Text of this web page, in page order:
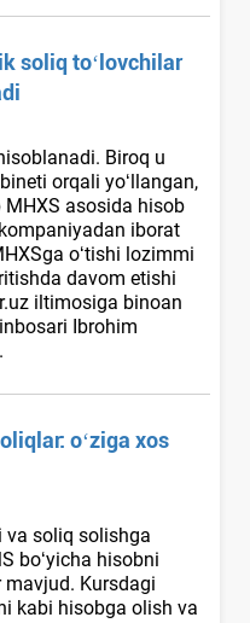
soliq toʻlovchilar
Biroq u
orqali yoʻllangan,
asosida hisob
iborat
oʻtishi lozimmi
davom etishi
iltimosiga binoan
Ibrohim
oʻziga хos
va soliq solishga
boʻyicha hisobni
Kursdagi
kabi hisobga olish va